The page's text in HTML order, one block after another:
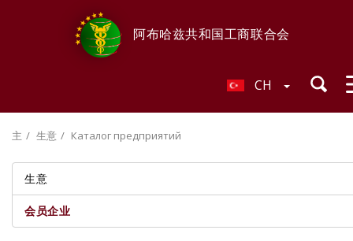
阿布哈兹共和国工商联合会
CH
主 生意 Каталог предприятий
生意
会员企业